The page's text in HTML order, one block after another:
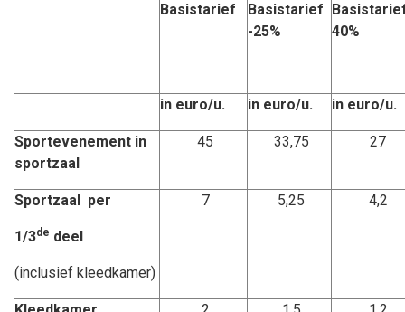
Basistarief
Basistarief
-25%
40%
in euro/u. in euro/u. in euro/u.
Sportevenement in
sportzaal
45 33,75 27
Sportzaal per
1/3de deel
(inclusief kleedkamer)
7 5,25 4,2